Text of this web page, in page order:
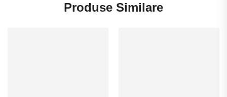
Produse Similare